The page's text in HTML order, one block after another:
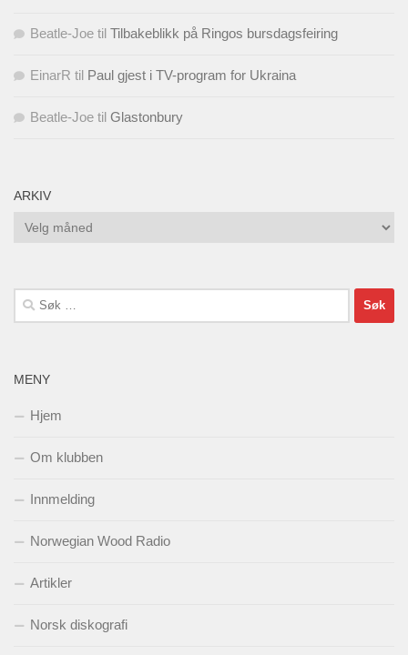
Beatle-Joe til Tilbakeblikk på Ringos bursdagsfeiring
EinarR til Paul gjest i TV-program for Ukraina
Beatle-Joe til Glastonbury
ARKIV
Arkiv
Søk
etter:
MENY
Hjem
Om klubben
Innmelding
Norwegian Wood Radio
Artikler
Norsk diskografi